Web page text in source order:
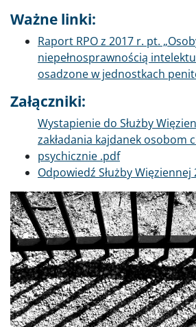
Ważne linki:
Raport RPO z 2017 r. pt.
niepełnosprawnością
osadzone w jednostkach
Załączniki:
Dokument
Wystapienie do Służby
zakładania kajdanek osobom
psychicznie .pdf
Dokument
Odpowiedź Służby Więziennej
Poprzednie